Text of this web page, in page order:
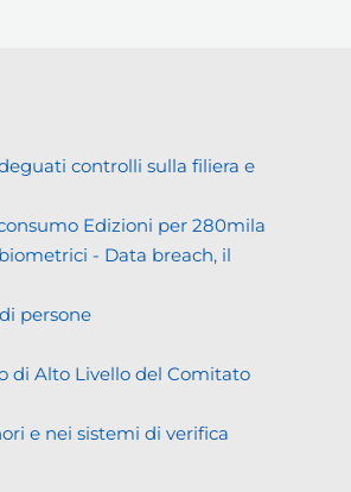
controlli sulla filiera e
Edizioni per 280mila
- Data breach, il
persone
di Alto Livello del Comitato
e nei sistemi di verifica